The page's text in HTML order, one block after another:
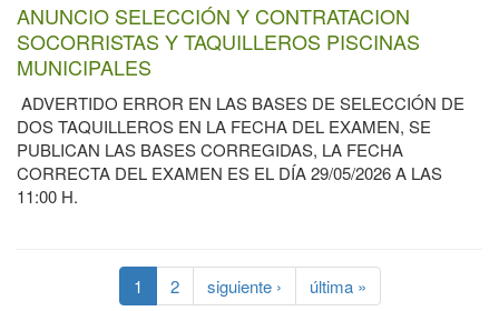
ANUNCIO SELECCIÓN Y CONTRATACION
SOCORRISTAS Y TAQUILLEROS PISCINAS
MUNICIPALES
ADVERTIDO ERROR EN LAS BASES DE SELECCIÓN DE
DOS TAQUILLEROS EN LA FECHA DEL EXAMEN, SE
PUBLICAN LAS BASES CORREGIDAS, LA FECHA
CORRECTA DEL EXAMEN ES EL DÍA 29/05/2026 A LAS
11:00 H.
1 2 siguiente › última »